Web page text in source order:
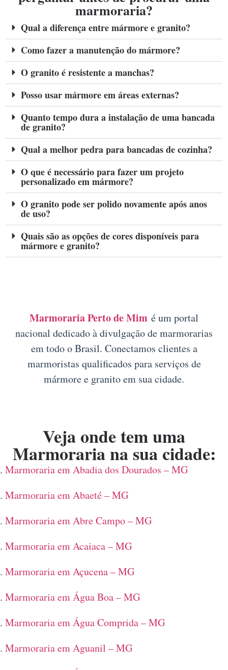
marmoraria?
Qual a diferença entre mármore e granito?
Como fazer a manutenção do mármore?
O granito é resistente a manchas?
Posso usar mármore em áreas externas?
Quanto tempo dura a instalação de uma bancada
de granito?
Qual a melhor pedra para bancadas de cozinha?
O que é necessário para fazer um projeto
personalizado em mármore?
O granito pode ser polido novamente após anos
de uso?
Quais são as opções de cores disponíveis para
mármore e granito?
Marmoraria Perto de Mim é um portal
nacional dedicado à divulgação de marmorarias
em todo o Brasil. Conectamos clientes a
marmoristas qualificados para serviços de
mármore e granito em sua cidade.
Veja onde tem uma
Marmoraria na sua cidade:
Marmoraria em Abadia dos Dourados – MG
Marmoraria em Abaeté – MG
Marmoraria em Abre Campo – MG
Marmoraria em Acaiaca – MG
Marmoraria em Açucena – MG
Marmoraria em Água Boa – MG
Marmoraria em Água Comprida – MG
Marmoraria em Aguanil – MG